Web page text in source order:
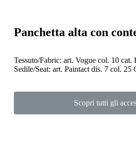
Panchetta alta con
Tessuto/Fabric: art. Vogue col. 10 cat.
Sedile/Seat: art. Paintact dis. 7 col. 25
Scopri tutti gli